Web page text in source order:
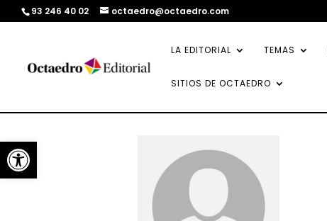
Abrir barra de herramientas
93 246 40 02 octaedro@octaedro.com
LA EDITORIAL TEMAS
SITIOS DE OCTAEDRO